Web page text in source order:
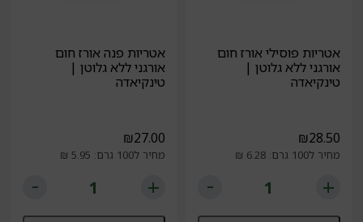
אטריות פוסילי אורז חום
אורגני ללא גלוטן |
טינקיאדה
₪28.50
מחיר ל100 גרם: 6.28 ₪
אטריות פנה אורז חום
אורגני ללא גלוטן |
טינקיאדה
₪27.00
מחיר ל100 גרם: 5.95 ₪